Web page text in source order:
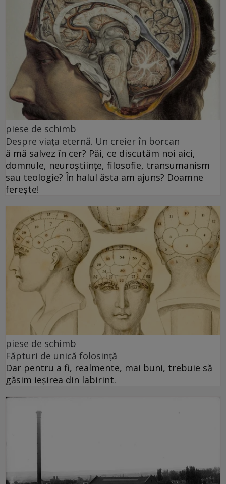
piese de schimb
Despre viața eternă. Un creier în borcan
ă mă salvez în cer? Păi, ce discutăm noi aici,
domnule, neuroștiințe, filosofie, transumanism
sau teologie? În halul ăsta am ajuns? Doamne
ferește!
piese de schimb
Făpturi de unică folosință
Dar pentru a fi, realmente, mai buni, trebuie să
găsim ieșirea din labirint.